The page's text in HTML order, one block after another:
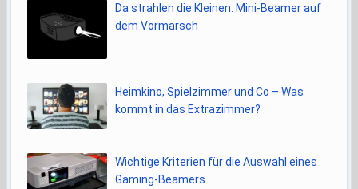
Da strahlen die Kleinen: Mini-Beamer auf
dem Vormarsch
Heimkino, Spielzimmer und Co – Was
kommt in das Extrazimmer?
Wichtige Kriterien für die Auswahl eines
Gaming-Beamers